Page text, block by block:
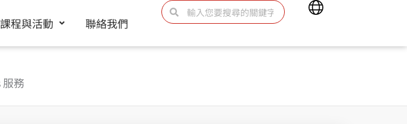
課程與活動 聯絡我們
搜
Main
務